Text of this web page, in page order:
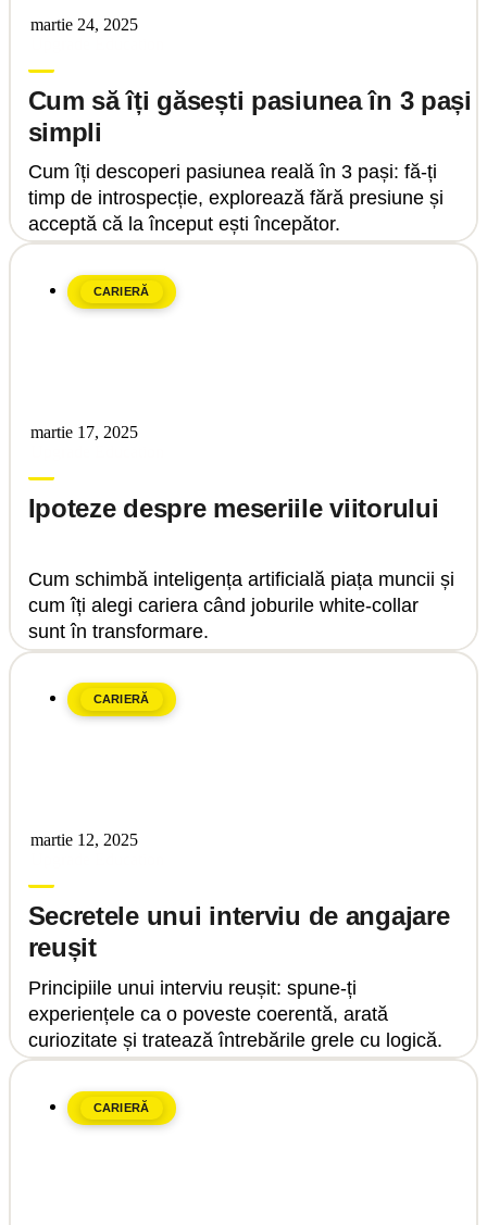
martie 24, 2025
Cum să îți găsești pasiunea în 3 pași
simpli
Cum îți descoperi pasiunea reală în 3 pași: fă-ți
timp de introspecție, explorează fără presiune și
acceptă că la început ești începător.
CARIERĂ
martie 17, 2025
Ipoteze despre meseriile viitorului
Cum schimbă inteligența artificială piața muncii și
cum îți alegi cariera când joburile white-collar
sunt în transformare.
CARIERĂ
martie 12, 2025
Secretele unui interviu de angajare
reușit
Principiile unui interviu reușit: spune-ți
experiențele ca o poveste coerentă, arată
curiozitate și tratează întrebările grele cu logică.
CARIERĂ